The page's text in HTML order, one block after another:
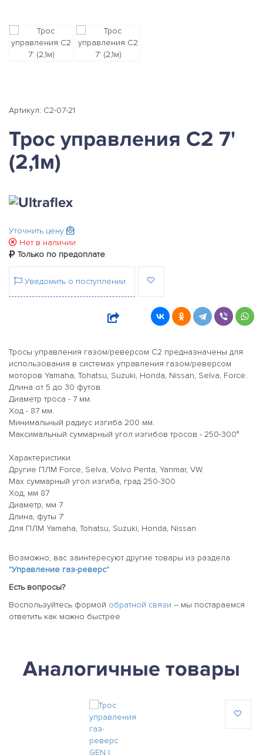
Артикул: C2-07-21
Трос управления С2 7'
(2,1м)
Уточнить цену
Нет в наличии
Только по предоплате
Уведомить о поступлении
Тросы управления газом/реверсом С2 предназначены для
использования в системах управления газом/реверсом
моторов Yamaha, Tohatsu, Suzuki, Honda, Nissan, Selva, Force.
Длина от 5 до 30 футов.
Диаметр троса - 7 мм.
Ход - 87 мм.
Минимальный радиус изгиба 200 мм.
Максимальный суммарный угол изгибов тросов - 250-300°
Характеристики
Другие ПЛМ Force, Selva, Volvo Penta, Yanmar, VW.
Max суммарный угол изгиба, град 250-300
Ход, мм 87
Диаметр, мм 7
Длина, футы 7'
Для ПЛМ Yamaha, Tohatsu, Suzuki, Honda, Nissan
Возможно, вас заинтересуют другие товары из раздела
"Управление газ-реверс"
Есть вопросы?
Воспользуйтесь формой обратной связи -- мы постараемся
ответить как можно быстрее
Аналогичные товары